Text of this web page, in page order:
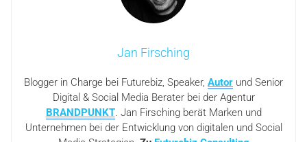
Jan Firsching
Blogger in Charge bei Futurebiz, Speaker, Autor und Senior
Digital & Social Media Berater bei der Agentur
BRANDPUNKT. Jan Firsching berät Marken und
Unternehmen bei der Entwicklung von digitalen und Social